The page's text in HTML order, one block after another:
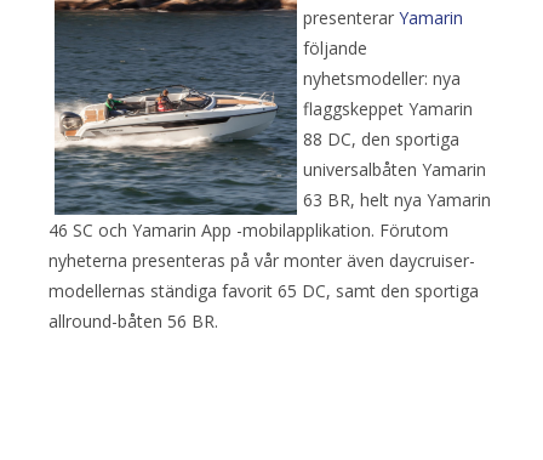
presenterar Yamarin
följande
nyhetsmodeller: nya
flaggskeppet Yamarin
88 DC, den sportiga
universalbåten Yamarin
63 BR, helt nya Yamarin
46 SC och Yamarin App -mobilapplikation. Förutom
nyheterna presenteras på vår monter även daycruiser-
modellernas ständiga favorit 65 DC, samt den sportiga
allround-båten 56 BR.